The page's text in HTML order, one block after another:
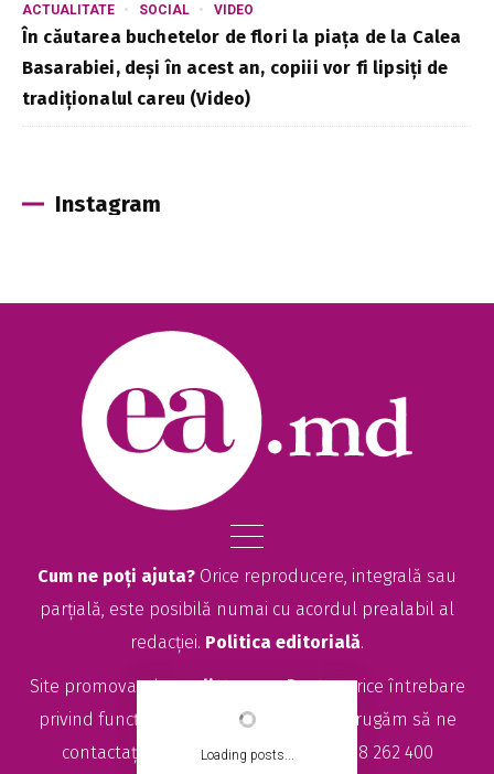
Loading posts...
ACTUALITATE SOCIAL VIDEO
În căutarea buchetelor de flori la piața de la Calea
Basarabiei, deși în acest an, copiii vor fi lipsiți de
tradiționalul careu (Video)
Instagram
Cum ne poți ajuta? Orice reproducere, integrală sau
parțială, este posibilă numai cu acordul prealabil al
redacției. Politica editorială.
Site promovat deseolitte.com. Pentru orice întrebare
privind funcționarea site-ului EA.md, vă rugăm să ne
contactați la
sales@ea.mdsau +373 78 262 400